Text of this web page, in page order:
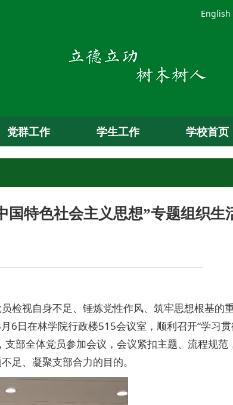
English
党群工作 学生工作 学校首页
国特色社会主义思想”专题组织生
检视自身不足、锤炼党性作风、筑牢思想根基的
6日在林学院行政楼515会议室，顺利召开“学习
部全体党员参加会议，会议紧扣主题、流程规范
足、凝聚支部合力的目的。